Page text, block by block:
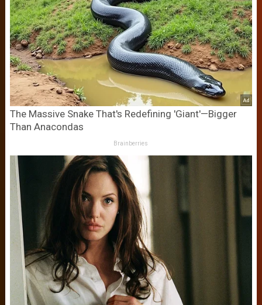
The Massive Snake That's Redefining 'Giant'—Bigger
Than Anacondas
Brainberries